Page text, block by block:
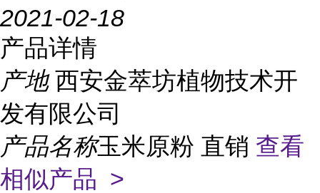
2021-02-18
产品详情
产地 西安金萃坊植物技术开
发有限公司
产品名称玉米原粉 直销 查看
相似产品 >